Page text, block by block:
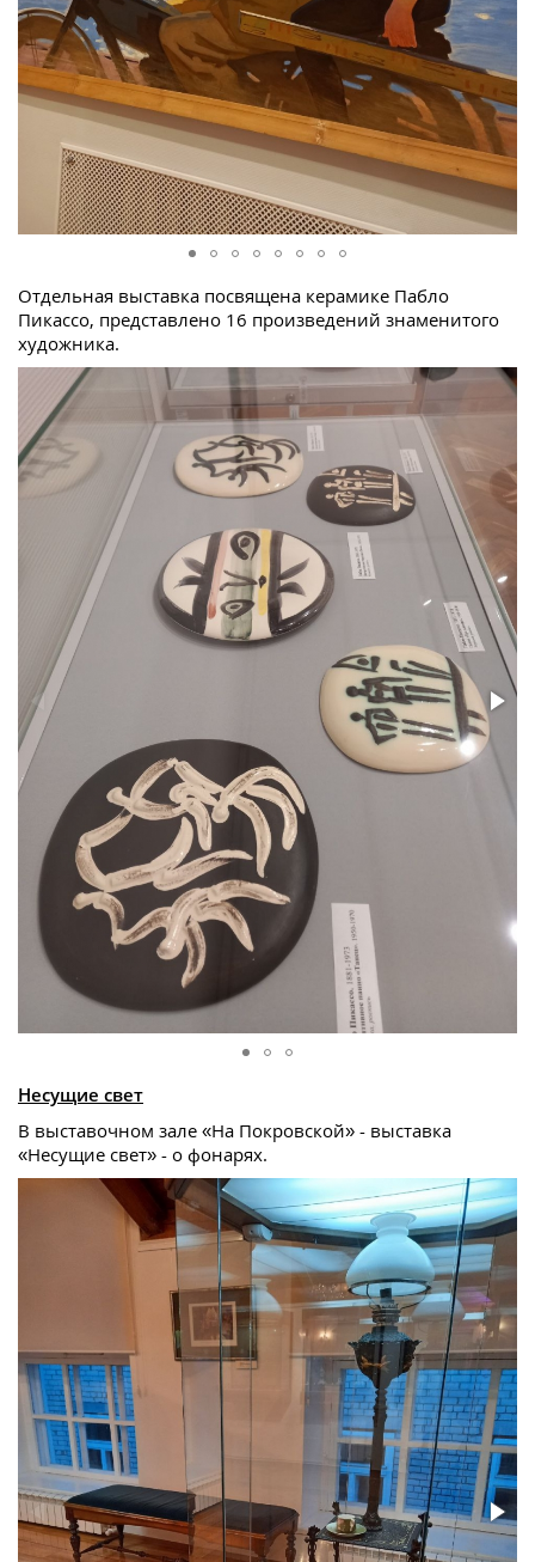
Отдельная выставка посвящена керамике Пабло
Пикассо, представлено 16 произведений знаменитого
художника.
Несущие свет
В выставочном зале «На Покровской» - выставка
«Несущие свет» - о фонарях.